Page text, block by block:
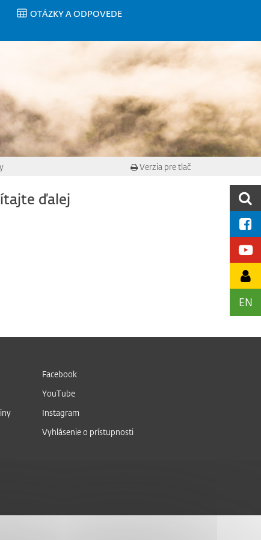
OTÁZKY A ODPOVEDE
EN
Verzia pre tlač
ďalej
Facebook
YouTube
Instagram
Vyhlásenie o prístupnosti